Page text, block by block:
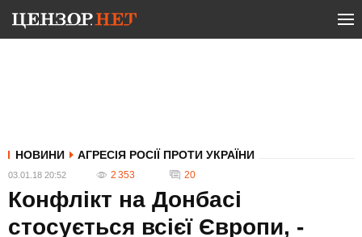
НОВИНИ АГРЕСІЯ РОСІЇ ПРОТИ УКРАЇНИ
03.01.18 20:52 2 353 20
Конфлікт на Донбасі
стосується всієї Європи, -